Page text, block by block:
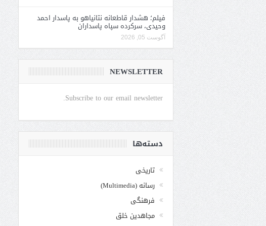
فیلم؛ هشدار قاطعانه نتانیاهو به پاسدار احمد
وحیدی، سرکرده سپاه پاسداران
آگوست 05, 2026
NEWSLETTER
Subscribe to our email newsletter.
دسته‌ها
تاریخی
رسانه (Multimedia)
فرهنگی
مجاهدین خلق